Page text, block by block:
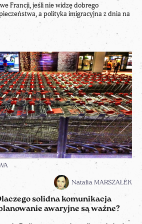
Francji, jeśli nie widzę dobrego
a polityka imigracyjna z dnia na
Natalia MARSZAŁEK
solidna komunikacja
awaryjne są ważne?